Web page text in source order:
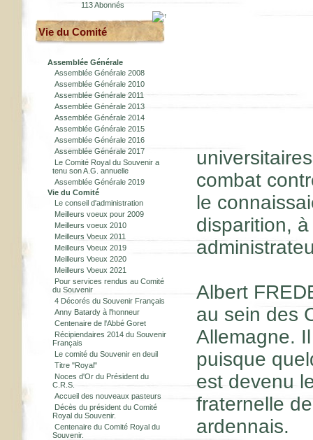
113 Abonnés
Vie du Comité
Assemblée Générale
Assemblée Générale 2008
Assemblée Générale 2010
Assemblée Générale 2011
Assemblée Générale 2013
Assemblée Générale 2014
Assemblée Générale 2015
Assemblée Générale 2016
Assemblée Générale 2017
Le Comité Royal du Souvenir a
tenu son A.G. annuelle
Assemblée Générale 2019
Vie du Comité
Le conseil d'administration
Meilleurs voeux pour 2009
Meilleurs voeux 2010
Meilleurs Voeux 2011
Meilleurs Voeux 2019
Meilleurs Voeux 2020
Meilleurs Voeux 2021
Pour services rendus au Comité
du Souvenir
4 Décorés du Souvenir Français
Anny Batardy à l'honneur
Centenaire de l'Abbé Goret
Récipiendaires 2014 du Souvenir
Français
Le comité du Souvenir en deuil
Titre "Royal"
Noces d'Or du Président du
C.R.S.
Accueil des nouveaux pasteurs
Décès du président du Comité
Royal du Souvenir.
Centenaire du Comité Royal du
Souvenir.
combat
le
disparition,
Albert
au sein des
Allemagne.
puisque
est devenu
fraternelle
ardennais.